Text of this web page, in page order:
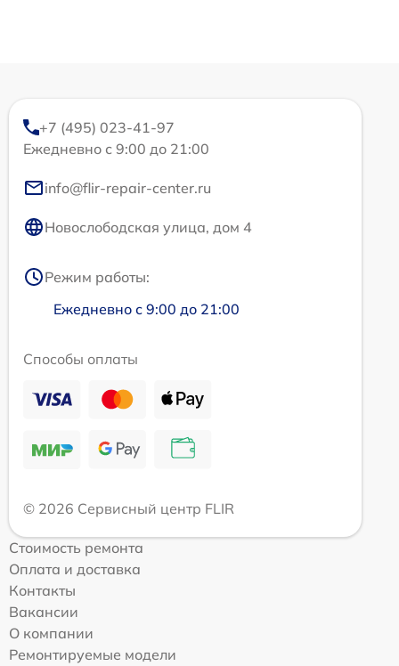
+7 (495) 023-41-97
Ежедневно с 9:00 до 21:00
info@flir-repair-center.ru
Новослободская улица, дом 4
Режим работы:
Ежедневно с 9:00 до 21:00
Способы оплаты
© 2026 Сервисный центр FLIR
Стоимость ремонта
Оплата и доставка
Контакты
Вакансии
О компании
Ремонтируемые модели